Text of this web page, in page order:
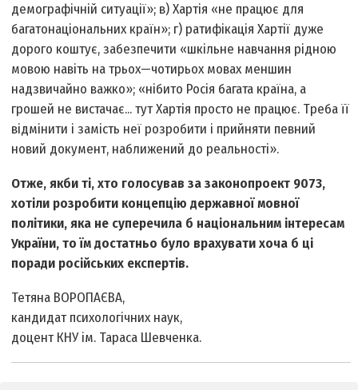
демографічній ситуації»; в) Хартія «не працює для
багатонаціональних країн»; г) ратифікація Хартії дуже
дорого коштує, забезпечити «шкільне навчання рідною
мовою навіть на трьох—чотирьох мовах меншин
надзвичайно важко»; «нібито Росія багата країна, а
грошей не вистачає... тут Хартія просто не працює. Треба її
відмінити і замість неї розробити і прийняти певний
новий документ, наближений до реальності».
Отже, якби ті, хто голосував за законопроект 9073,
хотіли розробити концепцію державної мовної
політики, яка не суперечила б національним інтересам
України, то їм достатньо було врахувати хоча б ці
поради російських експертів.
Тетяна ВОРОПАЄВА,
кандидат психологічних наук,
доцент КНУ ім. Тараса Шевченка.